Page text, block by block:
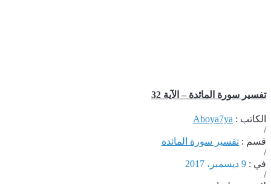
تفسير سورة المائدة – الآية 32
الكاتب : Aboya7ya
/
قسم : تفسير سورة المائدة
/
في : 9 ديسمبر، 2017
/